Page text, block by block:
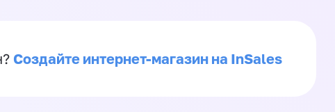
Создайте интернет-магазин на InSales